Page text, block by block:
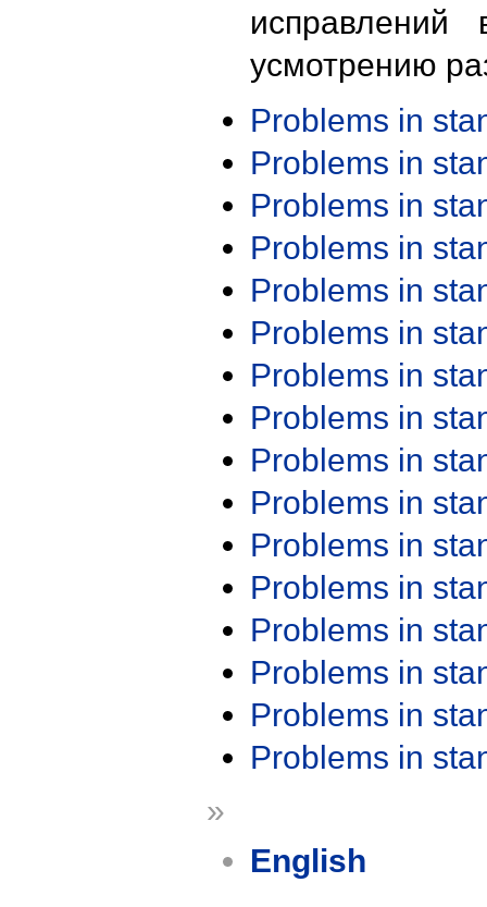
исправлений
усмотрению
Problems in
Problems in
Problems in
Problems in
Problems in
Problems in
Problems in
Problems in
Problems in
Problems in
Problems in
Problems in
Problems in
Problems in
Problems in
Problems in
»
English